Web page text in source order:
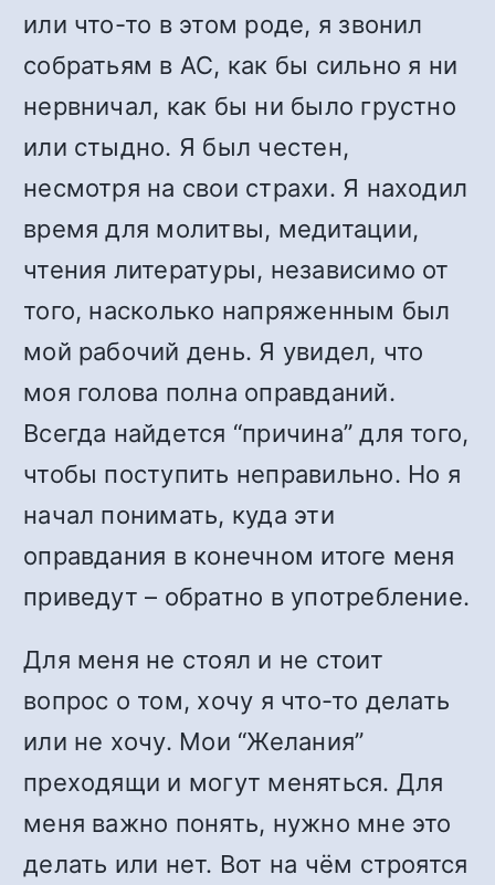
или что-то в этом роде, я звонил
собратьям в АС, как бы сильно я ни
нервничал, как бы ни было грустно
или стыдно. Я был честен,
несмотря на свои страхи. Я находил
время для молитвы, медитации,
чтения литературы, независимо от
того, насколько напряженным был
мой рабочий день. Я увидел, что
моя голова полна оправданий.
Всегда найдется “причина” для того,
чтобы поступить неправильно. Но я
начал понимать, куда эти
оправдания в конечном итоге меня
приведут – обратно в употребление.
Для меня не стоял и не стоит
вопрос о том, хочу я что-то делать
или не хочу. Мои “Желания”
преходящи и могут меняться. Для
меня важно понять, нужно мне это
делать или нет. Вот на чём строятся